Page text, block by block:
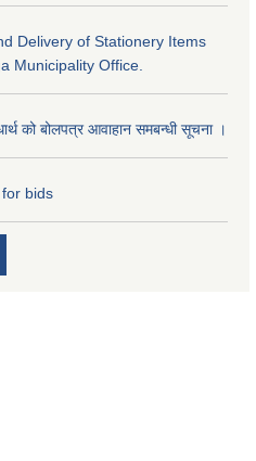
Delivery of Stationery Items
Municipality Office.
को बोलपत्र आवाहान समबन्धी सूचना ।
bids